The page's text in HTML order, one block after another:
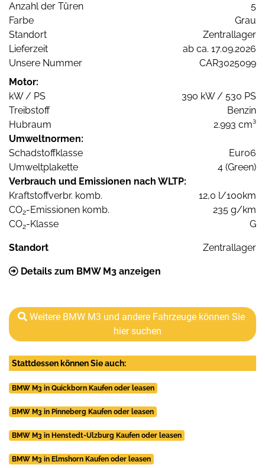
Anzahl der Türen
5
Farbe
Grau
Standort
Zentrallager
Lieferzeit
ab ca. 17.09.2026
Unsere Nummer
CAR3025099
Motor:
kW / PS
390 kW / 530 PS
Treibstoff
Benzin
Hubraum
2.993 cm³
Umweltnormen:
Schadstoffklasse
Euro6
Umweltplakette
4 (Green)
Verbrauch und Emissionen nach WLTP:
Kraftstoffverbr. komb.
12,0 l/100km
CO2-Emissionen komb.
235 g/km
CO2-Klasse G
Standort Zentrallager
Details zum BMW M3 anzeigen
Weitere BMW M3 und andere Fahrzeuge können Sie
hier suchen
Stattdessen können Sie auch:
BMW M3 in Quickborn Kaufen oder leasen
BMW M3 in Pinneberg Kaufen oder leasen
BMW M3 in Henstedt-Ulzburg Kaufen oder leasen
BMW M3 in Elmshorn Kaufen oder leasen